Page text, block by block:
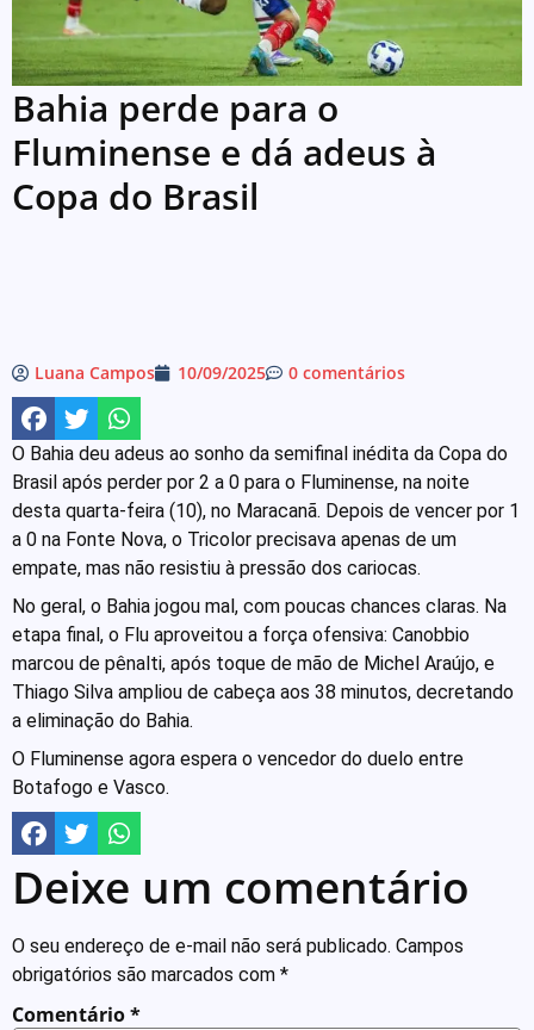
Bahia perde para o
Fluminense e dá adeus à
Copa do Brasil
Luana Campos 10/09/2025 0 comentários
O Bahia deu adeus ao sonho da semifinal inédita da Copa do
Brasil após perder por 2 a 0 para o Fluminense, na noite
desta quarta-feira (10), no Maracanã. Depois de vencer por 1
a 0 na Fonte Nova, o Tricolor precisava apenas de um
empate, mas não resistiu à pressão dos cariocas.
No geral, o Bahia jogou mal, com poucas chances claras. Na
etapa final, o Flu aproveitou a força ofensiva: Canobbio
marcou de pênalti, após toque de mão de Michel Araújo, e
Thiago Silva ampliou de cabeça aos 38 minutos, decretando
a eliminação do Bahia.
O Fluminense agora espera o vencedor do duelo entre
Botafogo e Vasco.
Deixe um comentário
O seu endereço de e-mail não será publicado. Campos
obrigatórios são marcados com *
Comentário*